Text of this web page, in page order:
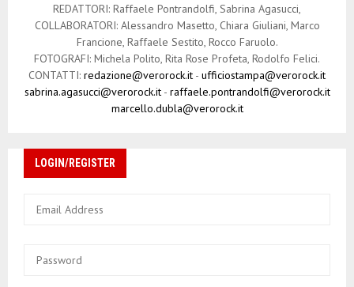
o
l
REDATTORI: Raffaele Pontrandolfi, Sabrina Agasucci,
COLLABORATORI: Alessandro Masetto, Chiara Giuliani, Marco
Francione, Raffaele Sestito, Rocco Faruolo.
FOTOGRAFI: Michela Polito, Rita Rose Profeta, Rodolfo Felici.
CONTATTI: redazione@verorock.it - ufficiostampa@verorock.it
sabrina.agasucci@verorock.it- raffaele.pontrandolfi@verorock.it
marcello.dubla@verorock.it
LOGIN/REGISTER